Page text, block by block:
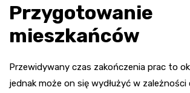
Przygotowanie
mieszkańców
Przewidywany czas zakończenia prac to
jednak może on się wydłużyć w